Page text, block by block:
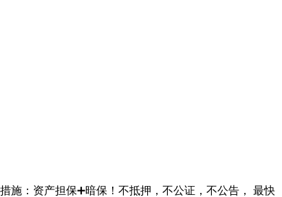
施：资产担保➕暗保！不抵押，不公证，不公告， 最快